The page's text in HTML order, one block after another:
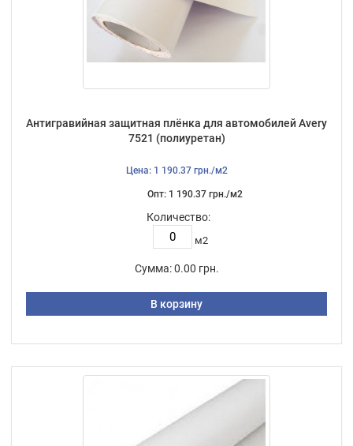
Антигравийная защитная плёнка для автомобилей Avery
7521 (полиуретан)
Цена: 1 190.37 грн./м2
Опт: 1 190.37 грн./м2
Количество:
м2
Сумма: 0.00 грн.
В корзину